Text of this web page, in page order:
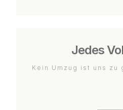
Jedes
Kein Umzug ist uns zu